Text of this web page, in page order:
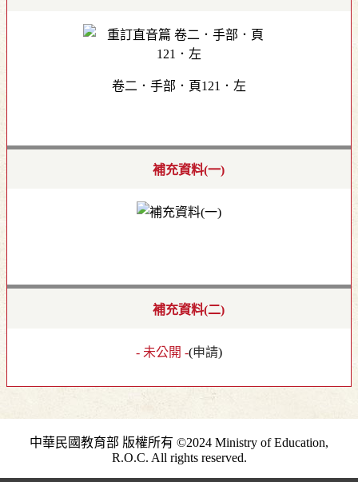
卷二．手部．頁121．左
補充資料(一)
補充資料(二)
- 未公開 -(申請)
中華民國教育部 版權所有 ©2024 Ministry of Education,
R.O.C. All rights reserved.